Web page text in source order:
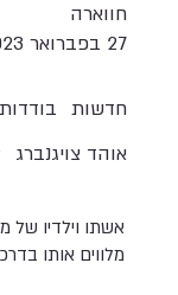
חווארה
27 בפברואר 2023
בודדות חדשות
אוהד צויגנברג
אשתו וילדיו של
מלווים אותו